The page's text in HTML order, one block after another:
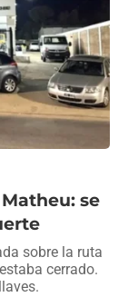
se
sobre la ruta
cerrado.